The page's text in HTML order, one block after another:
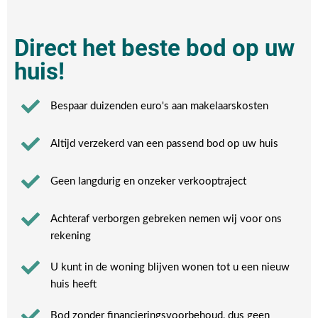
Direct het beste bod op uw
huis!
Bespaar duizenden euro's aan makelaarskosten
Altijd verzekerd van een passend bod op uw huis
Geen langdurig en onzeker verkooptraject
Achteraf verborgen gebreken nemen wij voor ons
rekening​
U kunt in de woning blijven wonen tot u een nieuw
huis heeft​
Bod zonder financieringsvoorbehoud, dus geen